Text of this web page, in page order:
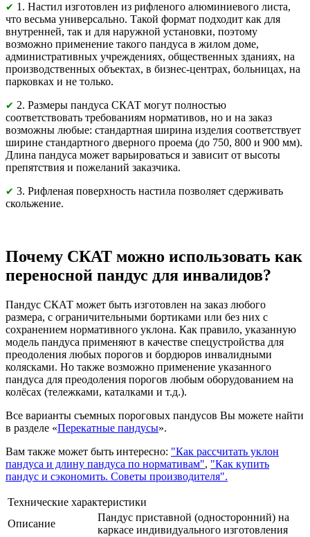
✔ 1. Настил изготовлен из рифленого алюминиевого листа,
что весьма универсально. Такой формат подходит как для
внутренней, так и для наружной установки, поэтому
возможно применение такого пандуса в жилом доме,
административных учреждениях, общественных зданиях, на
производственных объектах, в бизнес-центрах, больницах, на
парковках и не только.
✔ 2. Размеры пандуса СКАТ могут полностью
соответствовать требованиям нормативов, но и на заказ
возможны любые: стандартная ширина изделия соответствует
ширине стандартного дверного проема (до 750, 800 и 900 мм).
Длина пандуса может варьироваться и зависит от высоты
препятствия и пожеланий заказчика.
✔ 3. Рифленая поверхность настила позволяет сдерживать
скольжение.
Почему СКАТ можно использовать как
переносной пандус для инвалидов?
Пандус СКАТ может быть изготовлен на заказ любого
размера, с ограничительными бортиками или без них с
сохранением нормативного уклона. Как правило, указанную
модель пандуса применяют в качестве спецустройства для
преодоления любых порогов и бордюров инвалидными
колясками. Но также возможно применение указанного
пандуса для преодоления порогов любым оборудованием на
колёсах (тележками, каталками и т.д.).
Все варианты съемных пороговых пандусов Вы можете найти
в разделе «Перекатные пандусы».
Вам также может быть интересно: "Как рассчитать уклон
пандуса и длину пандуса по нормативам", "Как купить
пандус и сэкономить. Советы производителя".
Технические характеристики
Описание
Пандус приставной (односторонний) на
каркасе индивидуального изготовления